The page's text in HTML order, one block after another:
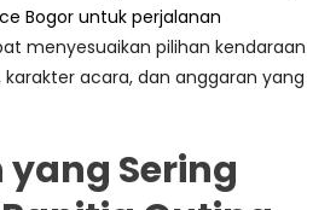
Bogor untuk perjalanan
menyesuaikan pilihan kendaraan
acara, dan anggaran yang
Sering